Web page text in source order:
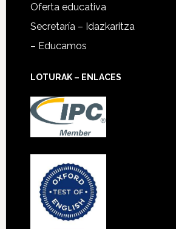
Oferta educativa
Secretaría – Idazkaritza
– Educamos
LOTURAK – ENLACES